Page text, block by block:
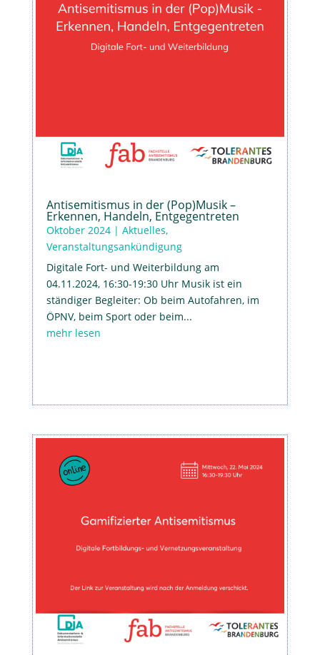
Antisemitismus in der (Pop)Musik –
Erkennen, Handeln, Entgegentreten
Oktober 2024| Aktuelles,
Veranstaltungsankündigung
Digitale Fort- und Weiterbildung am
04.11.2024, 16:30-19:30 Uhr Musik ist ein
ständiger Begleiter: Ob beim Autofahren, im
ÖPNV, beim Sport oder beim...
mehr lesen